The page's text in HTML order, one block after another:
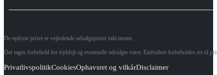
De oplyste priser er vejledende udsalgspriser inkl.moms.
Der tages forbehold for trykfejl og eventuelle udsolgte varer. Endvidere forbeholdes ret til
PrivatlivspolitikCookiesOphavsret og vilkårDisclaimer